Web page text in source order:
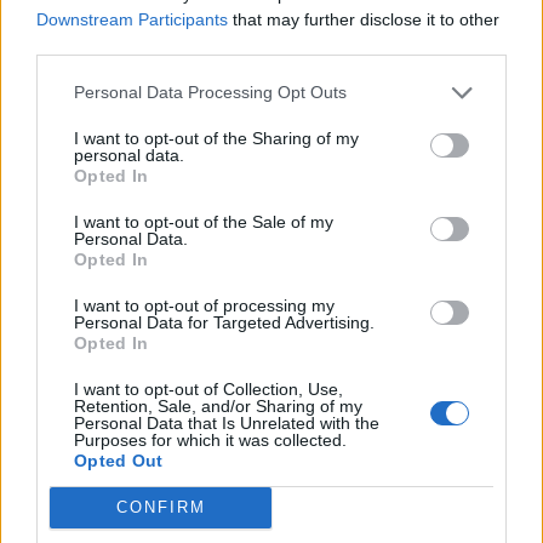
Downstream Participants that may further disclose it to other
Personal Data Processing Opt Outs
I want to opt-out of the Sharing of my
personal data.
Opted In
I want to opt-out of the Sale of my
Personal Data.
Opted In
I want to opt-out of processing my
Personal Data for Targeted Advertising.
Opted In
I want to opt-out of Collection, Use,
Retention, Sale, and/or Sharing of my
Personal Data that Is Unrelated with the
Purposes for which it was collected.
Opted Out
CONFIRM
БУГАРИТЕ СО ШОКАНТНО
ОТКРИТИЕ по падот на Дунав,
кренаа дронови да снимаат
итно ја преиспитува својата
БЕЛ ШТРАЈК НА ГРАНИЦИТЕ:
Вака не било никогаш на
Исчезнаа десетмина
алпинисти во лавина во